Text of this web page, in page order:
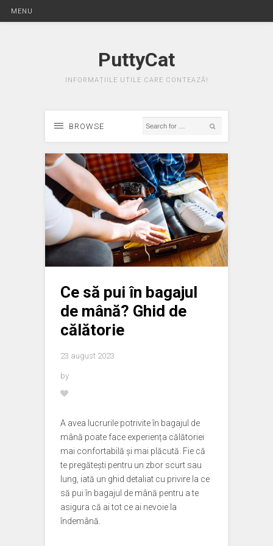
MENU
PuttyCat
INFORMAȚIILE UTILE CARE CONTEAZĂ!
BROWSE
Ce să pui în bagajul
de mână? Ghid de
călătorie
23 august 2023
by
A avea lucrurile potrivite în bagajul de
mână poate face experiența călătoriei
mai confortabilă și mai plăcută. Fie că
te pregătești pentru un zbor scurt sau
lung, iată un ghid detaliat cu privire la ce
să pui în bagajul de mână pentru a te
asigura că ai tot ce ai nevoie la
îndemână.